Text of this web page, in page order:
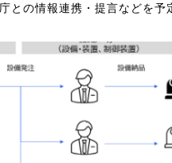
との情報連携・提言などを